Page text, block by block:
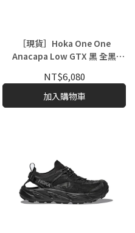
［現貨］Hoka One One
Anacapa Low GTX 黑 全黑
NT$6,080
加入購物車